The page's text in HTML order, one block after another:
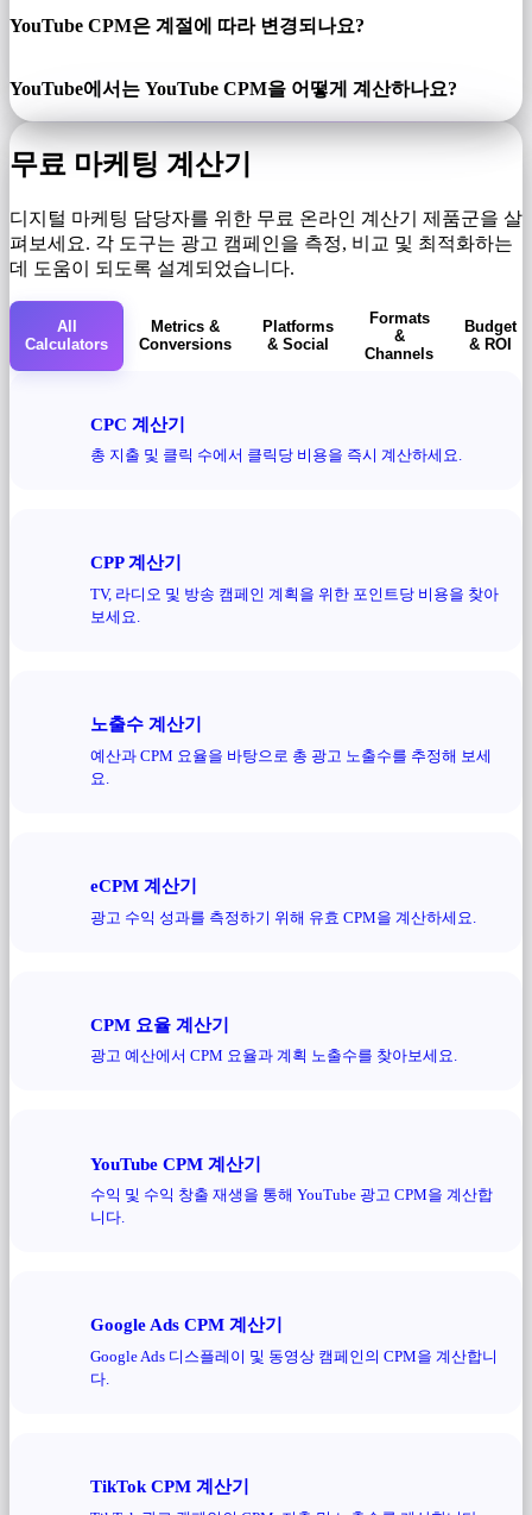
YouTube CPM은 계절에 따라 변경되나요?
YouTube에서는 YouTube CPM을 어떻게 계산하나요?
무료 마케팅 계산기
디지털 마케팅 담당자를 위한 무료 온라인 계산기 제품군을 살
펴보세요. 각 도구는 광고 캠페인을 측정, 비교 및 ​​최적화하는
데 도움이 되도록 설계되었습니다.
All
Calculators
Metrics &
Conversions
Platforms
& Social
Formats
&
Channels
Budget
& ROI
CPC 계산기
총 지출 및 클릭 수에서 클릭당 비용을 즉시 계산하세요.
CPP 계산기
TV, 라디오 및 방송 캠페인 계획을 위한 포인트당 비용을 찾아
보세요.
노출수 계산기
예산과 CPM 요율을 바탕으로 총 광고 노출수를 추정해 보세
요.
eCPM 계산기
광고 수익 성과를 측정하기 위해 유효 CPM을 계산하세요.
CPM 요율 계산기
광고 예산에서 CPM 요율과 계획 노출수를 찾아보세요.
YouTube CPM 계산기
수익 및 수익 창출 재생을 통해 YouTube 광고 CPM을 계산합
니다.
Google Ads CPM 계산기
Google Ads 디스플레이 및 동영상 캠페인의 CPM을 계산합니
다.
TikTok CPM 계산기